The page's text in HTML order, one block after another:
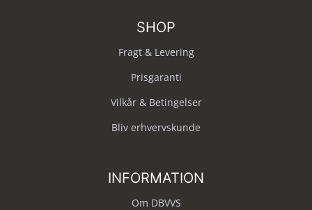
SHOP
Fragt & Levering
Prisgaranti
Vilkår & Betingelser
Bliv erhvervskunde
INFORMATION
Om DBVVS